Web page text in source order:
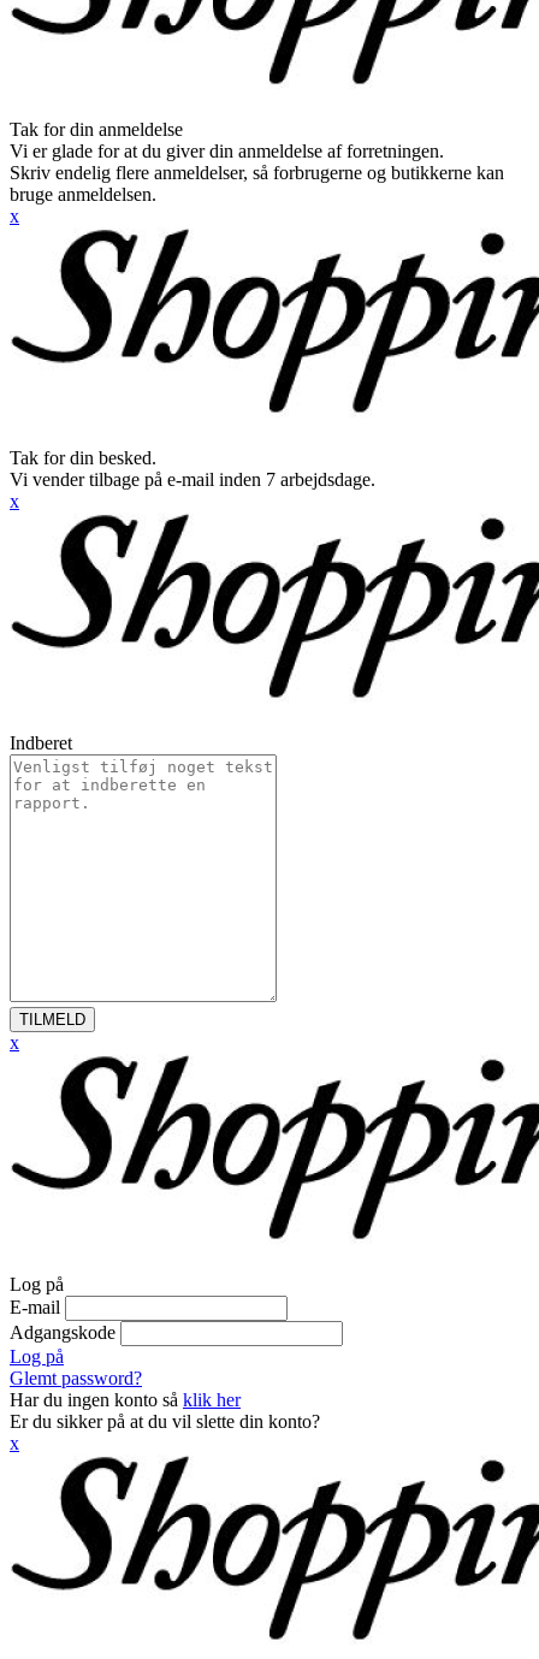
Tak for din anmeldelse
Vi er glade for at du giver din anmeldelse af forretningen.
Skriv endelig flere anmeldelser, så forbrugerne og butikkerne kan
bruge anmeldelsen.
x
Tak for din besked.
Vi vender tilbage på e-mail inden 7 arbejdsdage.
x
Indberet
TILMELD
x
Log på
E-mail
Adgangskode
Log på
Glemt password?
Har du ingen konto så klik her
Er du sikker på at du vil slette din konto?
x